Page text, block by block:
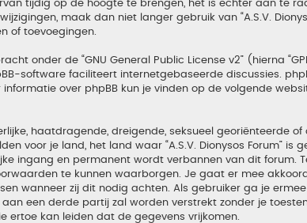
tijdig op de hoogte te brengen, het is echter aan te
maak dan niet langer gebruik van “A.S.V.
of toevoegingen.
onder de “GNU General Public License v2” (hierna
software faciliteert internetgebaseerde discussies.
over phpBB kun je vinden op de volgende
haatdragende, dreigende, seksueel georiënteerde
voor je land, het land waar “A.S.V. Dionysos Forum” is
ingang en permanent wordt verbannen van dit forum.
te kunnen waarborgen. Je gaat er mee akkoord
wanneer zij dit nodig achten. Als gebruiker ga je
een derde partij zal worden verstrekt zonder je
ertoe kan leiden dat de gegevens vrijkomen.